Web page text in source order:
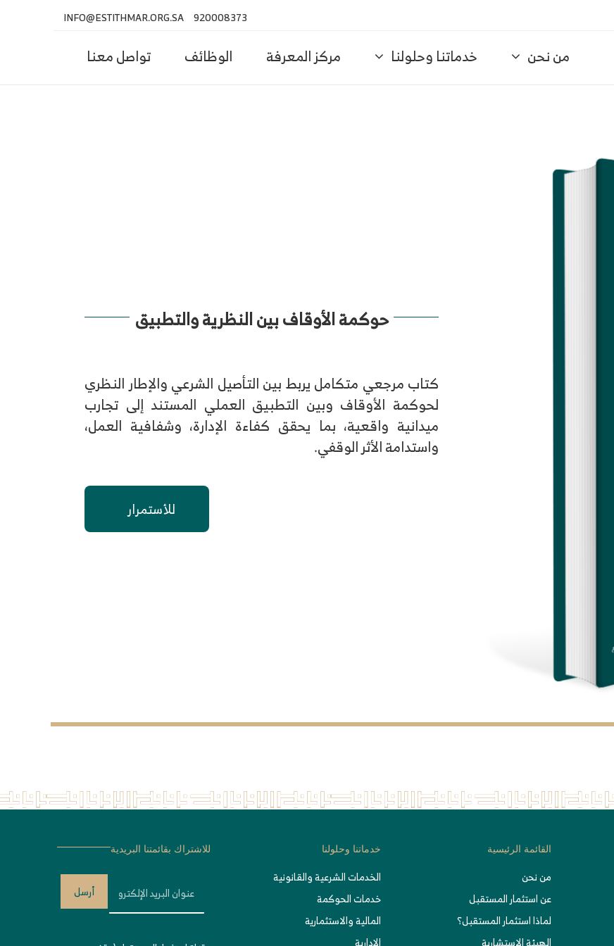
920008373
INFO@ESTITHMAR.ORG.SA
من نحن خدماتنا وحلولنا مركز المعرفة الوظائف تواصل معنا
حوكمة الأوقاف بين النظرية والتطبيق
كتاب مرجعي متكامل يربط بين التأصيل الشرعي والإطار النظري
لحوكمة الأوقاف وبين التطبيق العملي المستند إلى تجارب
ميدانية واقعية، بما يحقق كفاءة الإدارة، وشفافية العمل،
واستدامة الأثر الوقفي.
للأستمرار
القائمة الرئيسية
من نحن
عن استثمار المستقبل
لماذا استثمار المستقبل؟
الهيئة الاستشارية
خدماتنا وحلولنا
الخدمات الشرعية والقانونية
خدمات الحوكمة
المالية والاستثمارية
الإدارية
للاشتراك بقائمتنا البريدية
أرسل